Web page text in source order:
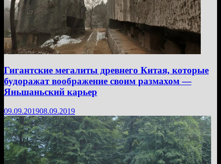
Гигантские мегалиты древнего Китая, которые
будоражат воображение своим размахом —
Яньшаньский карьер
09.09.201908.09.2019